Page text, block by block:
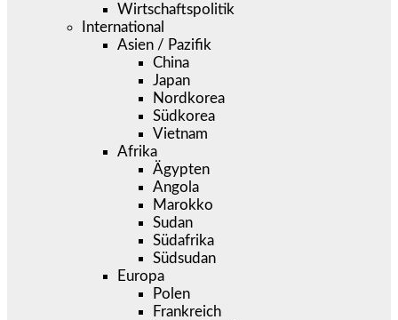
Wirtschaftspolitik
International
Asien / Pazifik
China
Japan
Nordkorea
Südkorea
Vietnam
Afrika
Ägypten
Angola
Marokko
Sudan
Südafrika
Südsudan
Europa
Polen
Frankreich